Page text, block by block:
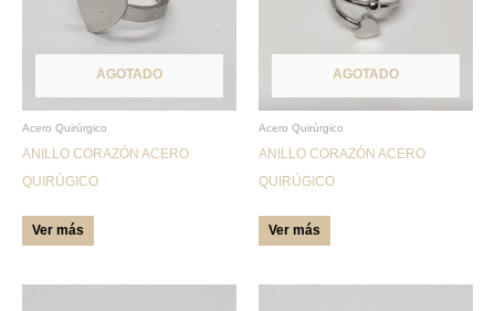
AGOTADO
Acero Quirúrgico
ANILLO CORAZÓN ACERO
QUIRÚGICO
Ver más
variantes.
Las
opciones
se
pueden
elegir
en
la
AGOTADO
Acero Quirúrgico
ANILLO CORAZÓN ACERO
QUIRÚGICO
Ver más
variantes.
opciones
se
pueden
elegir
en
la